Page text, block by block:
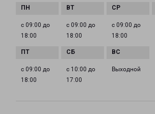
с 09:00 до
18:00
с 09:00 до
18:00
с 09:00 до
18:00
с 09:00 до
18:00
с 10:00 до
17:00
Выходной